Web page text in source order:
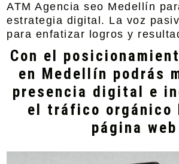
ATM Agencia seo Medellín
estrategia digital. La voz
para enfatizar logros y
Con el
en Medellín podrás
presencia digital e
el tráfico orgánico
página web